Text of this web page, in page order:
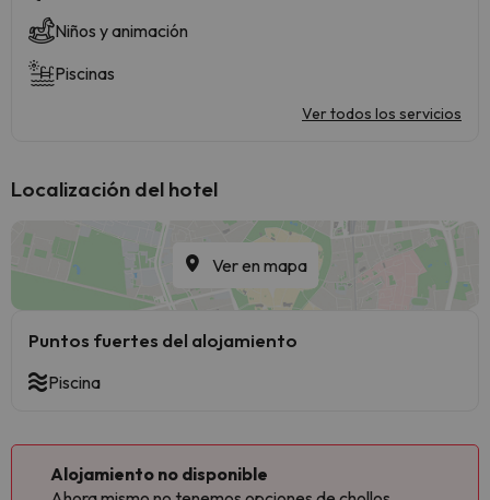
Niños y animación
Piscinas
Ver todos los servicios
Localización del hotel
Ver en mapa
Puntos fuertes del alojamiento
Piscina
Alojamiento no disponible